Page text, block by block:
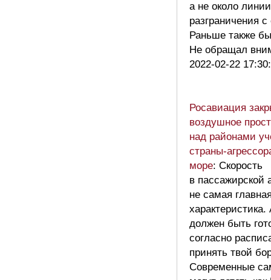
а не около линии
разграничения
Раньше также
Не обращал
2022-02-22
Росавиация
воздушное
над районами
страны-
море: Скорость
в пассажирской
не самая
характеристика.
должен быть
согласно
принять твой
Современные